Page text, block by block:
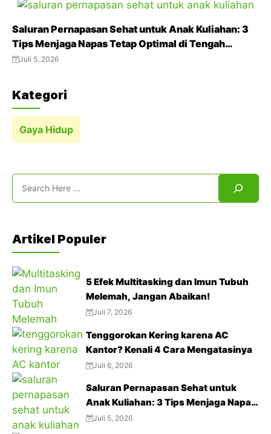
Saluran Pernapasan Sehat untuk Anak Kuliahan: 3
Tips Menjaga Napas Tetap Optimal di Tengah
Aktivitas Padat
Juli 5, 2026
Kategori
Gaya Hidup
Search
Artikel Populer
5 Efek Multitasking dan Imun Tubuh
Melemah, Jangan Abaikan!
Juli 7, 2026
Tenggorokan Kering karena AC
Kantor? Kenali 4 Cara Mengatasinya
Juli 6, 2026
Saluran Pernapasan Sehat untuk
Anak Kuliahan: 3 Tips Menjaga Napas
Tetap Optimal di Tengah Aktivitas
Juli 5, 2026